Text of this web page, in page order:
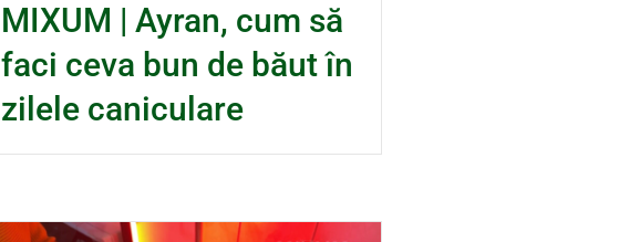
MIXUM | Ayran, cum să
faci ceva bun de băut în
zilele caniculare